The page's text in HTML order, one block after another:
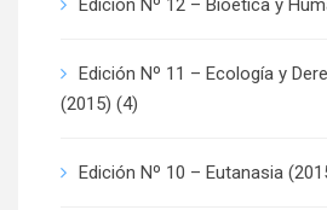
Edición Nº 12 – Bioética y
Edición Nº 11 – Ecología y
(2015) (4)
Edición Nº 10 – Eutanasia